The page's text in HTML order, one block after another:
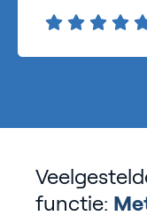
functie: